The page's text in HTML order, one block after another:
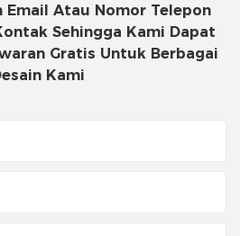
Email Atau Nomor Telepon
Sehingga Kami Dapat
Gratis Untuk Berbagai
Kami